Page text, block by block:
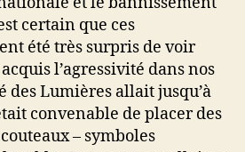
certain que ces
été très surpris de voir
l’agressivité dans nos
des Lumières allait jusqu’à
convenable de placer des
– symboles